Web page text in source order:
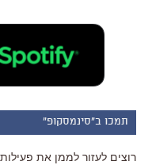
תמכו ב"סינמסקופ"
רוצים לעזור לממן את